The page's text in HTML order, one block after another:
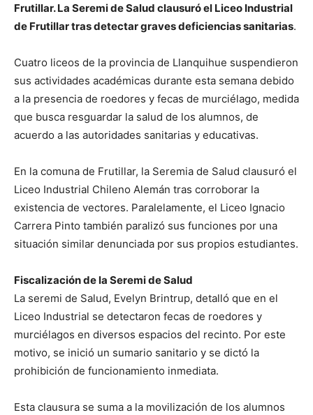
Frutillar. La Seremi de Salud clausuró el Liceo Industrial
de Frutillar tras detectar graves deficiencias sanitarias.
Cuatro liceos de la provincia de Llanquihue suspendieron
sus actividades académicas durante esta semana debido
a la presencia de roedores y fecas de murciélago, medida
que busca resguardar la salud de los alumnos, de
acuerdo a las autoridades sanitarias y educativas.
En la comuna de Frutillar, la Seremia de Salud clausuró el
Liceo Industrial Chileno Alemán tras corroborar la
existencia de vectores. Paralelamente, el Liceo Ignacio
Carrera Pinto también paralizó sus funciones por una
situación similar denunciada por sus propios estudiantes.
Fiscalización de la Seremi de Salud
La seremi de Salud, Evelyn Brintrup, detalló que en el
Liceo Industrial se detectaron fecas de roedores y
murciélagos en diversos espacios del recinto. Por este
motivo, se inició un sumario sanitario y se dictó la
prohibición de funcionamiento inmediata.
Esta clausura se suma a la movilización de los alumnos